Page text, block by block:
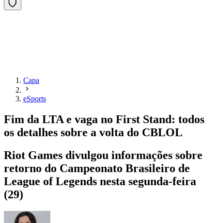
Capa
eSports
Fim da LTA e vaga no First Stand: todos
os detalhes sobre a volta do CBLOL
Riot Games divulgou informações sobre
retorno do Campeonato Brasileiro de
League of Legends nesta segunda-feira
(29)